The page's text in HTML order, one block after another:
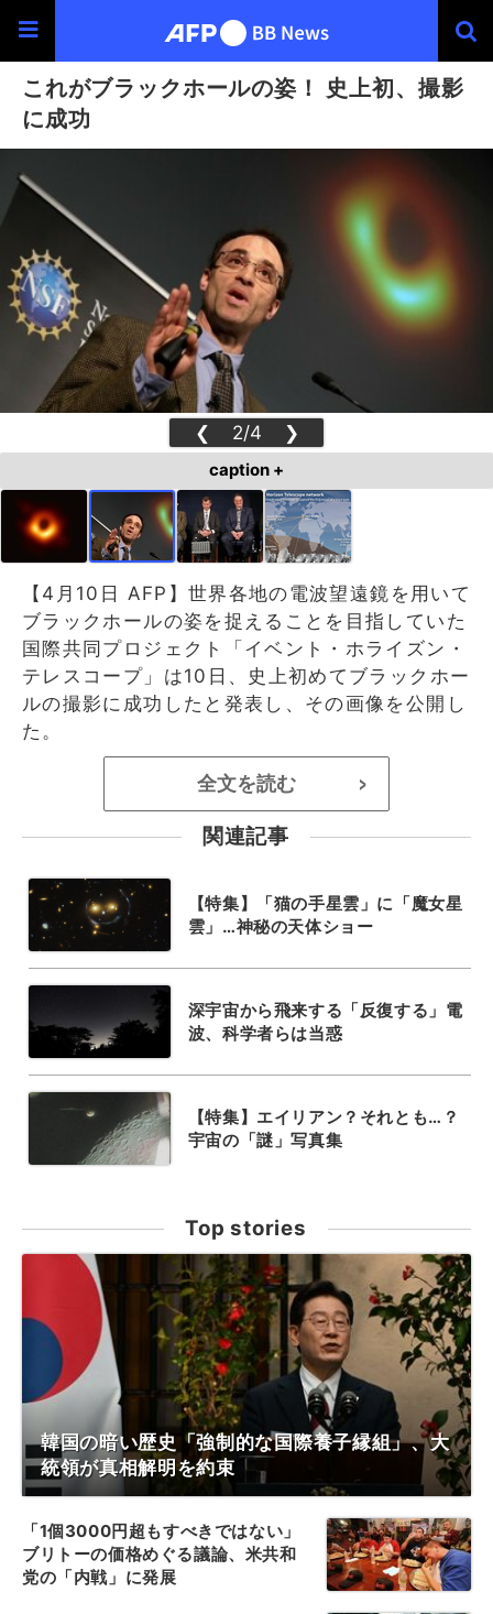
これがブラックホールの姿！ 史上初、撮影
に成功
❮ 2/4 ❯
caption +
【4月10日 AFP】世界各地の電波望遠鏡を用いて
ブラックホールの姿を捉えることを目指していた
国際共同プロジェクト「イベント・ホライズン・
テレスコープ」は10日、史上初めてブラックホー
ルの撮影に成功したと発表し、その画像を公開し
た。
全文を読む >
関連記事
【特集】「猫の手星雲」に「魔女星
雲」…神秘の天体ショー
深宇宙から飛来する「反復する」電
波、科学者らは当惑
【特集】エイリアン？それとも…？
宇宙の「謎」写真集
Top stories
韓国の暗い歴史「強制的な国際養子縁組」、大
統領が真相解明を約束
「1個3000円超もすべきではない」
ブリトーの価格めぐる議論、米共和
党の「内戦」に発展